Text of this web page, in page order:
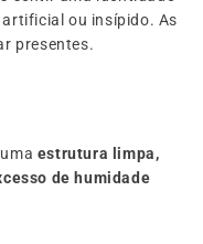
ou insípido. As
presentes.
estrutura limpa,
de humidade